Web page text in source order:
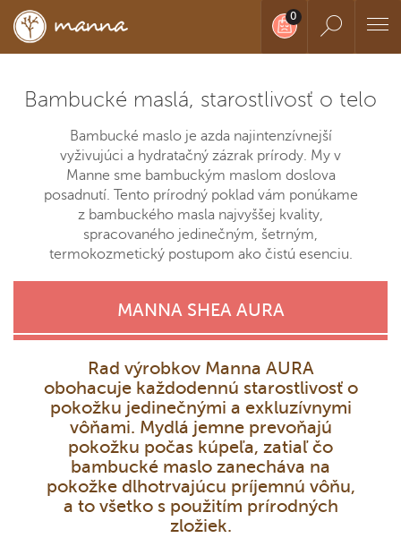
Bambucké maslá, starostlivosť o telo
Bambucké maslo je azda najintenzívnejší
vyživujúci a hydratačný zázrak prírody. My v
Manne sme bambuckým maslom doslova
posadnutí. Tento prírodný poklad vám ponúkame
z bambuckého masla najvyššej kvality,
spracovaného jedinečným, šetrným,
termokozmetický postupom ako čistú esenciu.
MANNA SHEA AURA
Rad výrobkov Manna AURA
obohacuje každodennú starostlivosť o
pokožku jedinečnými a exkluzívnymi
vôňami. Mydlá jemne prevoňajú
pokožku počas kúpeľa, zatiaľ čo
bambucké maslo zanecháva na
pokožke dlhotrvajúcu príjemnú vôňu,
a to všetko s použitím prírodných
zložiek.